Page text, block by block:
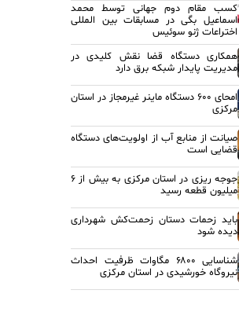
کسب مقام دوم جهانی توسط محمد
اسماعیل بگی در مسابقات بین المللی
اختراعات ژنو سوئیس
همکاری دستگاه قضا نقش کلیدی در
مدیریت پایدار شبکه برق دارد
امحای ۶۰۰ دستگاه ماینر غیرمجاز در استان
مرکزی
صیانت از منابع آب از اولویت‌های دستگاه
قضایی است
جوجه ریزی در استان مرکزی به بیش از ۶
میلیون قطعه رسید
باید زحمات دستان زحمت‌کش شهرداری
دیده شود
شناسایی ۶۸۰۰ مگاوات ظرفیت احداث
نیروگاه خورشیدی در استان مرکزی